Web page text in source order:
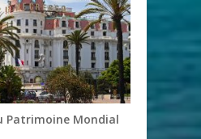
Patrimoine Mondial